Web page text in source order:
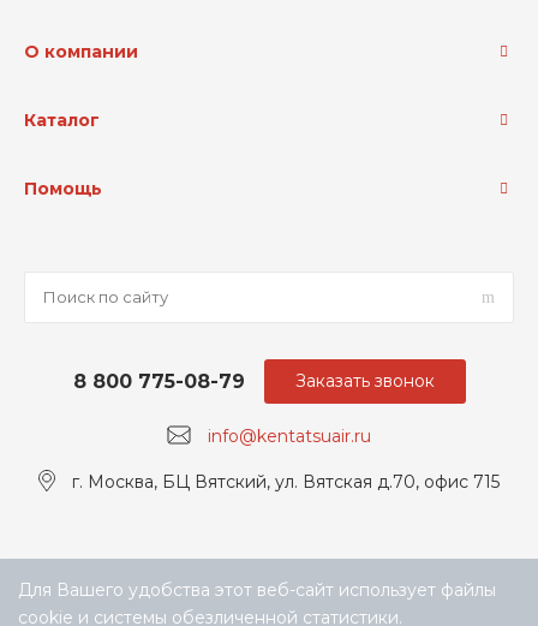
О компании
Каталог
Помощь
info@kentatsuair.ru
8 800 775-08-79
г. Москва, БЦ Вятский, ул. Вятская д.70, офис 715
Заказать звонок
Для Вашего удобства этот веб-сайт использует файлы
cookie и системы обезличенной статистики.